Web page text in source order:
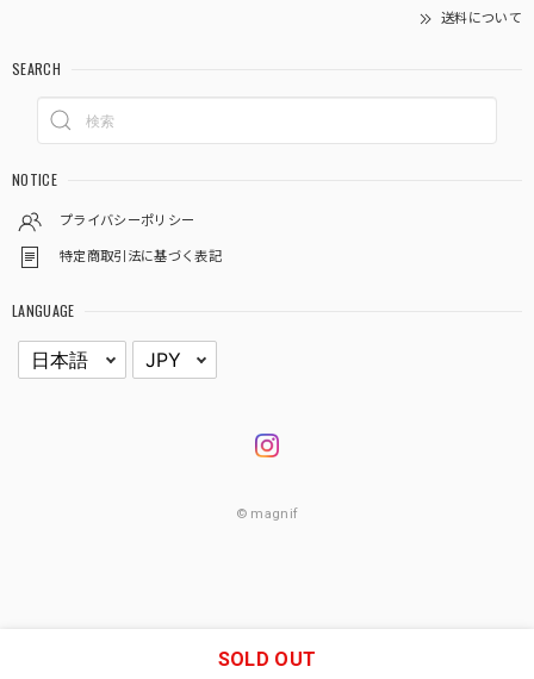
送料について
SEARCH
NOTICE
プライバシーポリシー
特定商取引法に基づく表記
LANGUAGE
© magnif
SOLD OUT